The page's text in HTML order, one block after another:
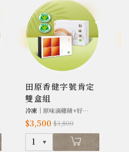
田原香健字號肯定
雙盒組
冷凍｜ 原味滴雞精+好味粥.
$3,500 $3,800
1